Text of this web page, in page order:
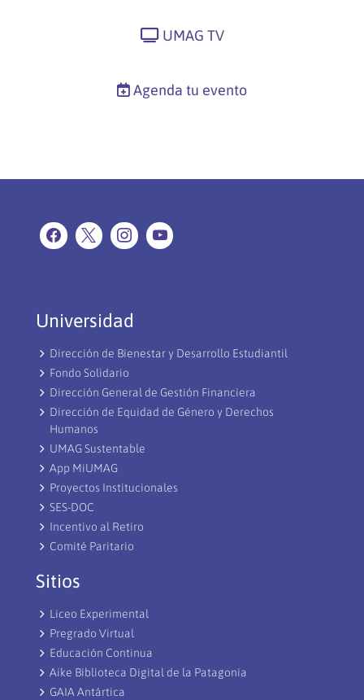
UMAG TV
Agenda tu evento
Universidad
Dirección de Bienestar y Desarrollo Estudiantil
Fondo Solidario
Dirección General de Gestión Financiera
Dirección de Equidad de Género y Derechos
Humanos
UMAG Sustentable
App MiUMAG
Proyectos Institucionales
SES-DOC
Incentivo al Retiro
Comité Paritario
Sitios
Liceo Experimental
Pregrado Virtual
Educación Continua
Aike Biblioteca Digital de la Patagonia
GAIA Antártica